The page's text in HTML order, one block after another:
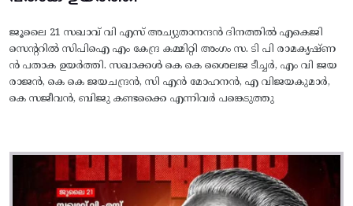
ജൂലൈ 21 സഖാവ് വി എസ് അച്യുതാനന്ദൻ ദിനത്തിൽ എകെജി
സെന്ററിൽ സിപിഐ എം കേന്ദ്ര കമ്മിറ്റി അംഗം സ. ടി പി രാമകൃഷ്‌ണ
ൻ പതാക ഉയർത്തി. സഖാക്കൾ കെ കെ ശൈലജ ടീച്ചർ, എം വി ജയ
രാജൻ, കെ കെ ജയചന്ദ്രൻ, സി എൻ മോഹനൻ, എ വിജയകുമാർ,
കെ സജീവൻ, ബിജു കണ്ടക്കൈ എന്നിവർ പങ്കെടുത്തു